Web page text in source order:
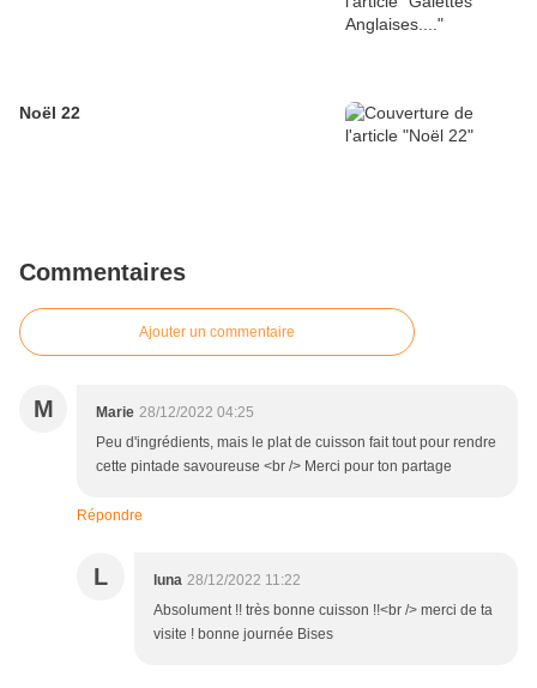
Noël 22
Commentaires
Ajouter un commentaire
M Marie 28/12/2022 04:25
Peu d'ingrédients, mais le plat de cuisson fait tout pour rendre
cette pintade savoureuse <br /> Merci pour ton partage
Répondre
L luna 28/12/2022 11:22
Absolument !! très bonne cuisson !!<br /> merci de ta
visite ! bonne journée Bises